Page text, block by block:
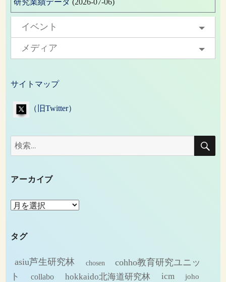
イベント
メディア
サイトマップ
（旧Twitter）
検
索:
検
アーカイブ
ア
カ
ブ
タグ
asiu芦生研究林 chosen
cohho教育研究ユニッ
ト
collabo hokkaido北海道研究林 icm joho